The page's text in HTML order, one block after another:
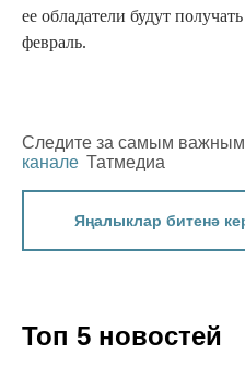
ее обладатели будут
февраль.
Следите за самым
канале Татмедиа
Яңалыклар битенә
Топ 5 новостей